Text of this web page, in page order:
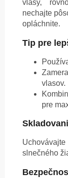
vlasy,
nechajte
opláchnite.
Tip pre
vlasov.
pre
slnečného